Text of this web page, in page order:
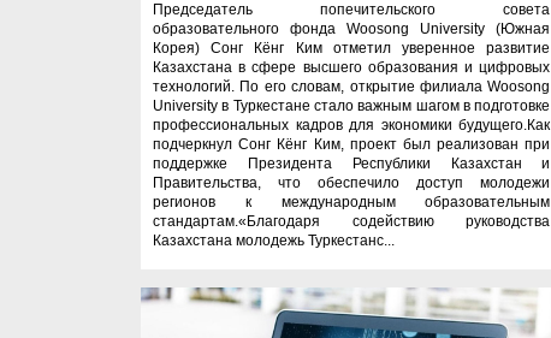
Председатель попечительского совета
образовательного фонда Woosong University (Южная
Корея) Сонг Кёнг Ким отметил уверенное развитие
Казахстана в сфере высшего образования и цифровых
технологий. По его словам, открытие филиала Woosong
University в Туркестане стало важным шагом в подготовке
профессиональных кадров для экономики будущего.Как
подчеркнул Сонг Кёнг Ким, проект был реализован при
поддержке Президента Республики Казахстан и
Правительства, что обеспечило доступ молодежи
регионов к международным образовательным
стандартам.«Благодаря содействию руководства
Казахстана молодежь Туркестанс...